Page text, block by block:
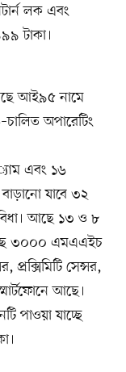
লক এবং
টাকা।
আই৯৫ নামে
অপারেটিং
এবং ১৬
বাড়ানো যাবে ৩২
আছে ১৩ ও ৮
আছে ৩০০০ এমএএইচ
প্রক্সিমিটি সেন্সর,
আছে।
পাওয়া যাচ্ছে